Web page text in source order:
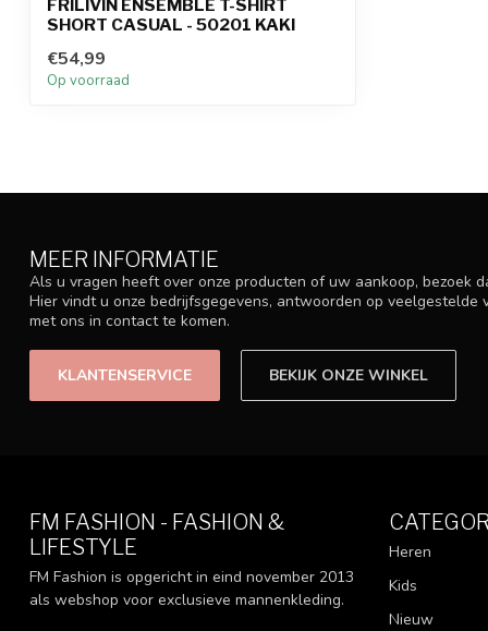
FRILIVIN ENSEMBLE T-SHIRT
SHORT CASUAL - 50201 KAKI
€54,99
Op voorraad
MEER INFORMATIE
Als u vragen heeft over onze producten of uw aankoop, bezoek
Hier vindt u onze bedrijfsgegevens, antwoorden op veelgestelde
met ons in contact te komen.
KLANTENSERVICE BEKIJK ONZE WINKEL
FM FASHION - FASHION &
LIFESTYLE
FM Fashion is opgericht in eind november 2013
als webshop voor exclusieve mannenkleding.
Heren
Kids
Nieuw